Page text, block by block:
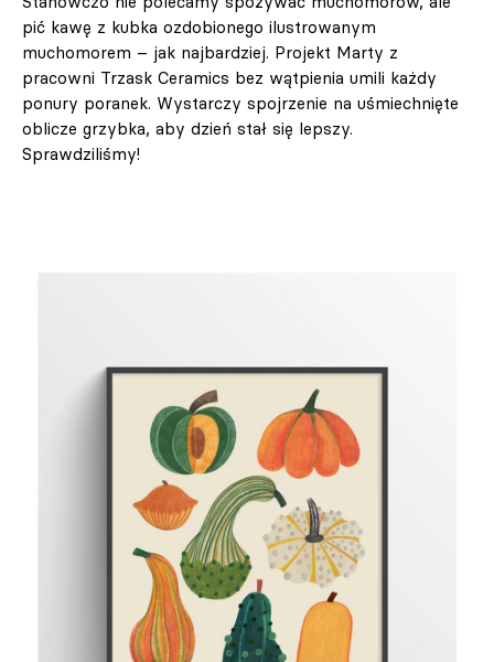
pić kawę z kubka ozdobionego ilustrowanym
muchomorem – jak najbardziej. Projekt Marty z
pracowni Trzask Ceramics bez wątpienia umili każdy
ponury poranek. Wystarczy spojrzenie na uśmiechnięte
oblicze grzybka, aby dzień stał się lepszy.
Sprawdziliśmy!